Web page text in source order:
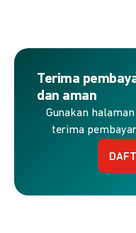
Terima
dan aman
Gunakan
terima